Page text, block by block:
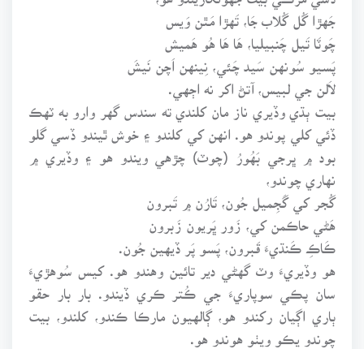
جَهڙا گُل گُلاب جَا، تَهڙا مَٿن وَيس
چَوٽَا تَيل چَنبيليا، هَا هَا هُو هَميش
پَسيو سُونهن سَيد چَئي، نِينهن اَچن نَيشَ
لاَلن جي لبيس، آتڻ اکر نه اڄهي.
بيت ٻڌي وڏيري ناز مان کلندي ته سندس گهر وارو به ٽهڪ
ڏئي کلي پوندو هو. انهن کي کلندو ۽ خوش ٿيندو ڏسي گلو
بود ۾ ڀرجي بَهُورُ (چوٽ) چڙهي ويندو هو ۽ وڏيري ۾
نهاري چوندو،
گُجر کي گَجِميل جُون، تَارُن ۾ تَبرون
هَڻي حاڪمن کي، زَور ڀَريون زَبرون
ڪَاڪِ ڪَنڌيءَ قَبرون، پَسو پَر ڏيهين جُون.
هو وڏيريءَ وٽ گهڻي دير تائين وهندو هو. کيس سُوهڙيءَ
سان پڪي سوپاريءَ جي ڪُتر ڪري ڏيندو. بار بار حقو
ٻاري اڳيان رکندو هو، ڳالهيون مارڪا ڪندو، کلندو، بيت